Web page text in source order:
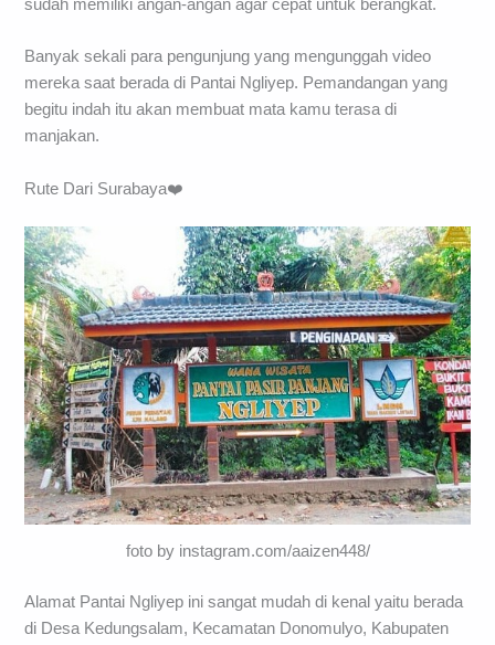
sudah memiliki angan-angan agar cepat untuk berangkat.
Banyak sekali para pengunjung yang mengunggah video
mereka saat berada di Pantai Ngliyep. Pemandangan yang
begitu indah itu akan membuat mata kamu terasa di
manjakan.
Rute Dari Surabaya❤️
foto by instagram.com/aaizen448/
Alamat Pantai Ngliyep ini sangat mudah di kenal yaitu berada
di Desa Kedungsalam, Kecamatan Donomulyo, Kabupaten